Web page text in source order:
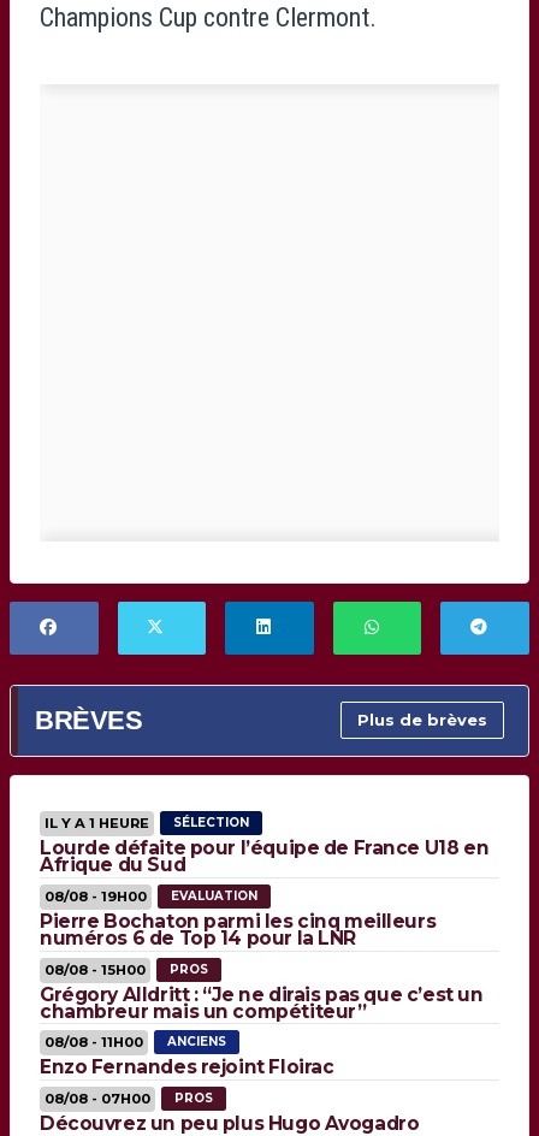
Champions Cup contre Clermont.
BRÈVES Plus de brèves
IL Y A 1 HEURE SÉLECTION
Lourde défaite pour l’équipe de France U18 en
Afrique du Sud
08/08 - 19H00 EVALUATION
Pierre Bochaton parmi les cinq meilleurs
numéros 6 de Top 14 pour la LNR
08/08 - 15H00 PROS
Grégory Alldritt : “Je ne dirais pas que c’est un
chambreur mais un compétiteur”
08/08 - 11H00 ANCIENS
Enzo Fernandes rejoint Floirac
08/08 - 07H00 PROS
Découvrez un peu plus Hugo Avogadro